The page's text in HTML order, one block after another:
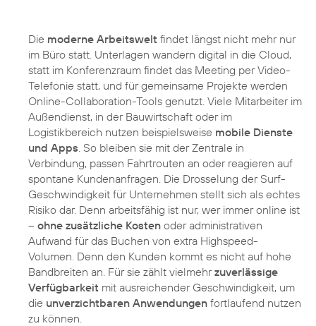
Die moderne Arbeitswelt findet längst nicht mehr nur
im Büro statt. Unterlagen wandern digital in die Cloud,
statt im Konferenzraum findet das Meeting per Video-
Telefonie statt, und für gemeinsame Projekte werden
Online-Collaboration-Tools genutzt. Viele Mitarbeiter im
Außendienst, in der Bauwirtschaft oder im
Logistikbereich nutzen beispielsweise mobile Dienste
und Apps . So bleiben sie mit der Zentrale in
Verbindung, passen Fahrtrouten an oder reagieren auf
spontane Kundenanfragen. Die Drosselung der Surf-
Geschwindigkeit für Unternehmen stellt sich als echtes
Risiko dar. Denn arbeitsfähig ist nur, wer immer online ist
– ohne zusätzliche Kosten oder administrativen
Aufwand für das Buchen von extra Highspeed-
Volumen. Denn den Kunden kommt es nicht auf hohe
Bandbreiten an. Für sie zählt vielmehrzuverlässige
Verfügbarkeit mit ausreichender Geschwindigkeit, um
die unverzichtbaren Anwendungen fortlaufend nutzen
zu können.